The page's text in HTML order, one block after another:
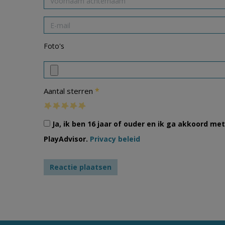
Foto's
Aantal sterren *
Ja, ik ben 16 jaar of ouder en ik ga akkoord
PlayAdvisor. Privacy beleid